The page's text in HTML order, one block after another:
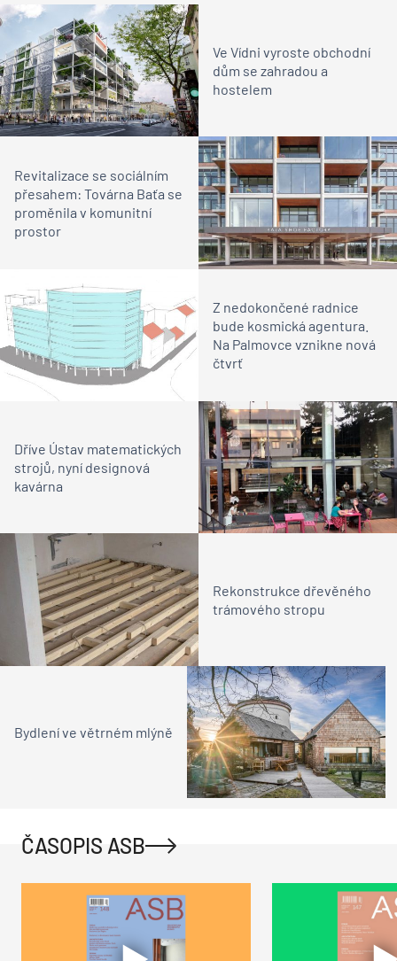
Ve Vídni vyroste obchodní
dům se zahradou a
hostelem
Revitalizace se sociálním
přesahem: Továrna Baťa se
proměnila v komunitní
prostor
Z nedokončené radnice
bude kosmická agentura.
Na Palmovce vznikne nová
čtvrť
Dříve Ústav matematických
strojů, nyní designová
kavárna
Rekonstrukce dřevěného
trámového stropu
Bydlení ve větrném mlýně
ČASOPIS ASB